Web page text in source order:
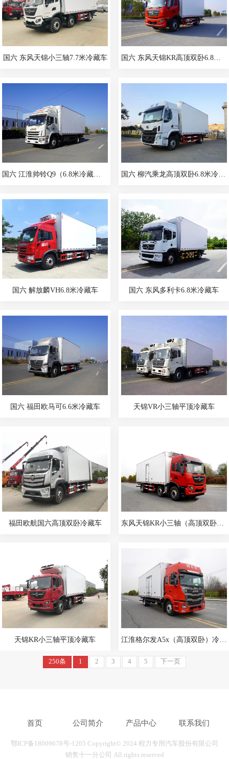
国六 东风天锦小三轴7.7米冷藏车 国六 东风天锦KR高顶双卧6.8米冷藏车
国六 柳汽乘龙高顶双卧6.8米冷藏车
国六 解放麟VH6.8米冷藏车 国六 东风多利卡6.8米冷藏车
国六 福田欧马可6.6米冷藏车 天锦VR小三轴平顶冷藏车
福田欧航国六高顶双卧冷藏车 东风天锦KR小三轴（高顶双卧）冷藏车
天锦KR小三轴平顶冷藏车 江淮格尔发A5x（高顶双卧）冷藏车
250条 1 2 3 4 5 下一页
首页 公司简介 产品中心 联系我们
鄂ICP备18009678号-1205 Copyright© 2024 程力专用汽车股份有限公司
销售十一分公司 All rights reserved